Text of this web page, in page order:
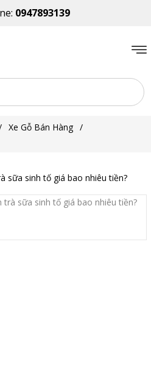
0947893139
Xe Gỗ Bán Hàng